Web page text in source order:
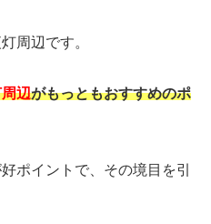
周辺です。
辺がもっともおすすめのポ
ポイントで、その境目を引